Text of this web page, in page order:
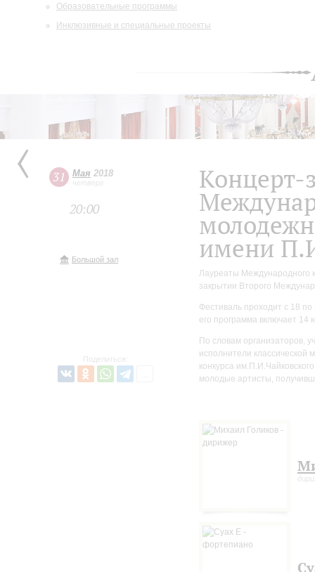
Образовательные программы
Инклюзивные и специальные проекты
31 Мая 2018
четверг
20:00
Большой зал
Поделиться:
Концерт-
имени
Лауреаты Международного
закрытии Второго
Фестиваль проходит с 18
его программа включает 14
По словам организаторов,
исполнители классической
конкурса
молодые артисты,